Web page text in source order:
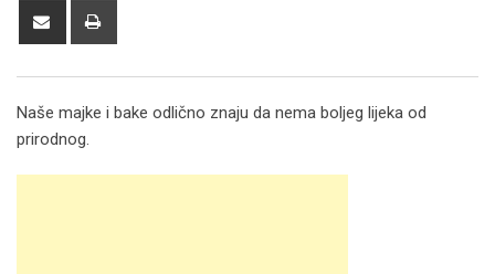
Share
Naše majke i bake odlično znaju da nema boljeg lijeka od
prirodnog.